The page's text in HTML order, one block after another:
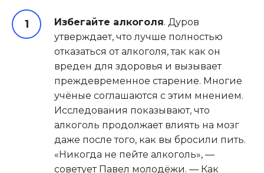
Избегайте алкоголя. Дуров
утверждает, что лучше полностью
отказаться от алкоголя, так как он
вреден для здоровья и вызывает
преждевременное старение. Многие
учёные соглашаются с этим мнением.
Исследования показывают, что
алкоголь продолжает влиять на мозг
даже после того, как вы бросили пить.
«Никогда не пейте алкоголь», —
советует Павел молодёжи. — Как